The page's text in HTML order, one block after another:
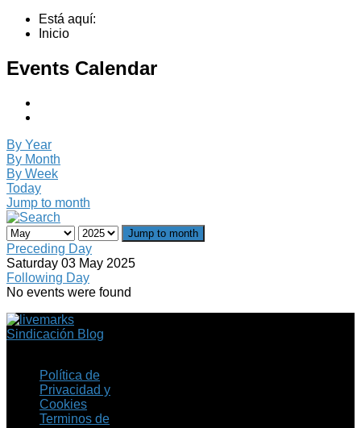
Está aquí:
Inicio
Events Calendar
By Year
By Month
By Week
Today
Jump to month
Jump to month
Preceding Day
Saturday 03 May 2025
Following Day
No events were found
Sindicación Blog
Política de
Privacidad y
Cookies
Terminos de